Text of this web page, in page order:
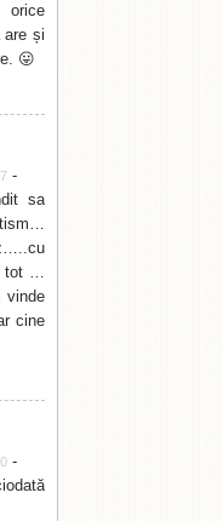
orice
are și
😛
-
sa
tot …
vinde
cine
-